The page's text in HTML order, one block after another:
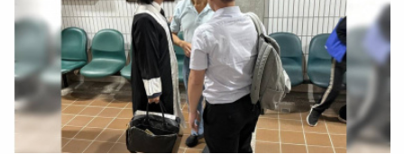
進行選任程序。檢方調查，吳男今年1至2月間，在新北市土
城區住所多次以燃燒的香菸燙傷兒子胸口、手臂，凌虐長達
20天。2月17日晚間，吳男掌摑兒子後，再用腳踹、手抓雙
腳使其倒立後搖晃再摔到床上，導致兒子內出血、抽搐。其
擔任代課教師的妻子陳女，在洗澡時聽到兒子哭喊、尖叫，
卻沒有出手制止，洗完澡後走出浴室目睹丈夫施暴，卻冷眼
旁觀、未將幼子送醫。翌日兩人分別出門上班、應酬，獨留